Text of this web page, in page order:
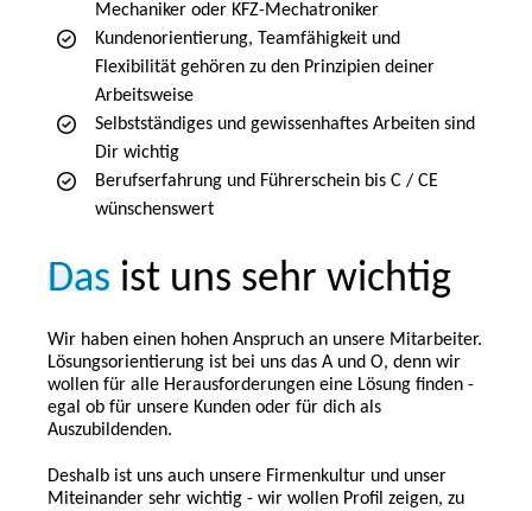
Mechaniker oder KFZ-Mechatroniker
Kundenorientierung, Teamfähigkeit und
Flexibilität gehören zu den Prinzipien deiner
Arbeitsweise
Selbstständiges und gewissenhaftes Arbeiten sind
Dir wichtig
Berufserfahrung und Führerschein bis C / CE
wünschenswert
Das ist uns sehr wichtig
Wir haben einen hohen Anspruch an unsere Mitarbeiter.
Lösungsorientierung ist bei uns das A und O, denn wir
wollen für alle Herausforderungen eine Lösung finden -
egal ob für unsere Kunden oder für dich als
Auszubildenden.
Deshalb ist uns auch unsere Firmenkultur und unser
Miteinander sehr wichtig - wir wollen Profil zeigen, zu